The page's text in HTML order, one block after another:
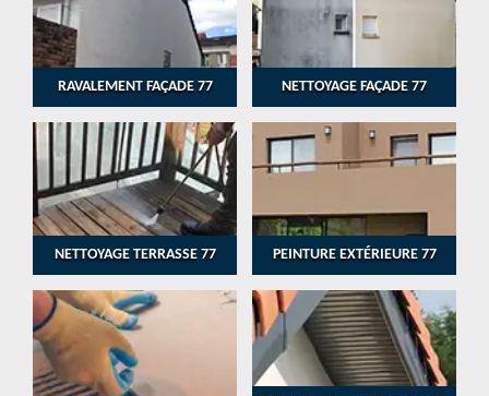
RAVALEMENT FAÇADE 77 NETTOYAGE FAÇADE 77
NETTOYAGE TERRASSE 77 PEINTURE EXTÉRIEURE 77